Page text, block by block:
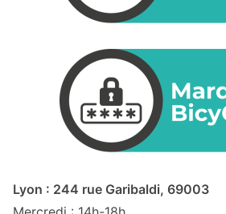
Lyon : 244 rue Garibaldi, 69003